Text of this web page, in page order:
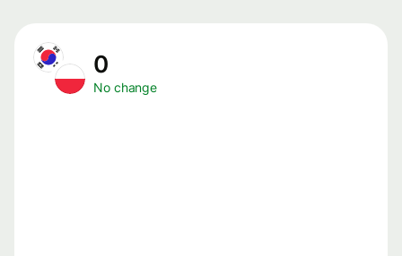
0
No change